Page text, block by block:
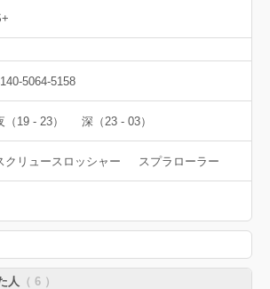
5064-5158‬
（19 - 23） 深（23 - 03）
クリュースロッシャー スプラローラー
人 （ 6 ）